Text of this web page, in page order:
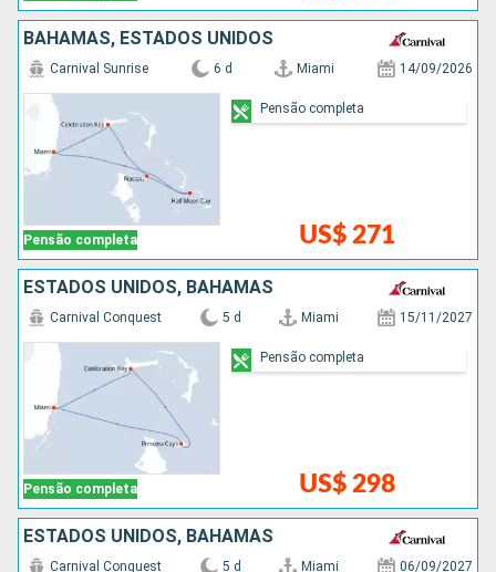
BAHAMAS, ESTADOS UNIDOS
Pensão completa
Carnival Sunrise 6 d Miami 14/09/2026
US$ 271
Pensão completa
ESTADOS UNIDOS, BAHAMAS
Pensão completa
Carnival Conquest 5 d Miami 15/11/2027
US$ 298
Pensão completa
ESTADOS UNIDOS, BAHAMAS
Carnival Conquest 5 d Miami 06/09/2027